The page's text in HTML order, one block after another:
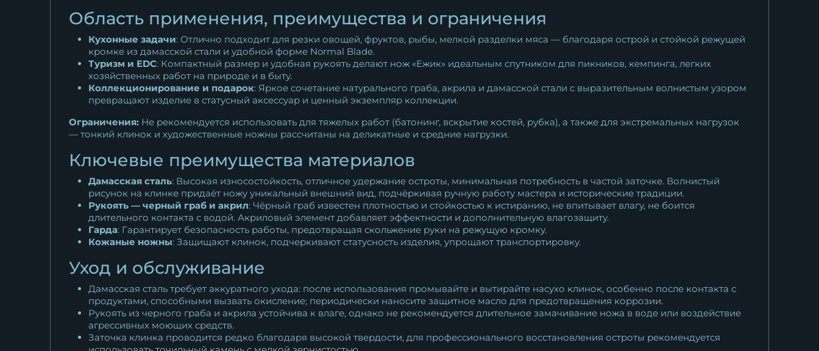
Область применения, преимущества и ограничения
Кухонные задачи: Отлично подходит для резки овощей, фруктов, рыбы, мелкой разделки мяса — благодаря острой и стойкой режущей
кромке из дамасской стали и удобной форме Normal Blade.
Туризм и EDC: Компактный размер и удобная рукоять делают нож «Ежик» идеальным спутником для пикников, кемпинга, легких
хозяйственных работ на природе и в быту.
Коллекционирование и подарок: Яркое сочетание натурального граба, акрила и дамасской стали с выразительным волнистым узором
превращают изделие в статусный аксессуар и ценный экземпляр коллекции.
Ограничения: Не рекомендуется использовать для тяжелых работ (батонинг, вскрытие костей, рубка), а также для экстремальных нагрузок
— тонкий клинок и художественные ножны рассчитаны на деликатные и средние нагрузки.
Ключевые преимущества материалов
Дамасская сталь: Высокая износостойкость, отличное удержание остроты, минимальная потребность в частой заточке. Волнистый
рисунок на клинке придаёт ножу уникальный внешний вид, подчёркивая ручную работу мастера и исторические традиции.
Рукоять — черный граб и акрил: Чёрный граб известен плотностью и стойкостью к истиранию, не впитывает влагу, не боится
длительного контакта с водой. Акриловый элемент добавляет эффектности и дополнительную влагозащиту.
Гарда: Гарантирует безопасность работы, предотвращая скольжение руки на режущую кромку.
Кожаные ножны: Защищают клинок, подчеркивают статусность изделия, упрощают транспортировку.
Уход и обслуживание
Дамасская сталь требует аккуратного ухода: после использования промывайте и вытирайте насухо клинок, особенно после контакта с
продуктами, способными вызвать окисление; периодически наносите защитное масло для предотвращения коррозии.
Рукоять из черного граба и акрила устойчива к влаге, однако не рекомендуется длительное замачивание ножа в воде или воздействие
агрессивных моющих средств.
Заточка клинка проводится редко благодаря высокой твердости, для профессионального восстановления остроты рекомендуется